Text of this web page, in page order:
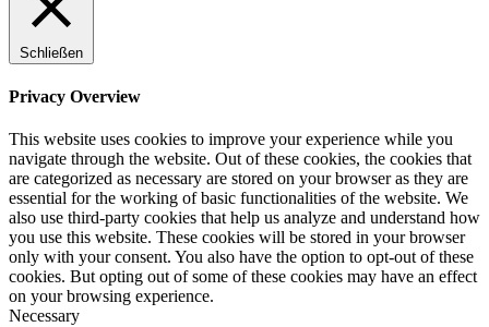
Schließen
Privacy Overview
This website uses cookies to improve your experience while you
navigate through the website. Out of these cookies, the cookies that
are categorized as necessary are stored on your browser as they are
essential for the working of basic functionalities of the website. We
also use third-party cookies that help us analyze and understand how
you use this website. These cookies will be stored in your browser
only with your consent. You also have the option to opt-out of these
cookies. But opting out of some of these cookies may have an effect
on your browsing experience.
Necessary